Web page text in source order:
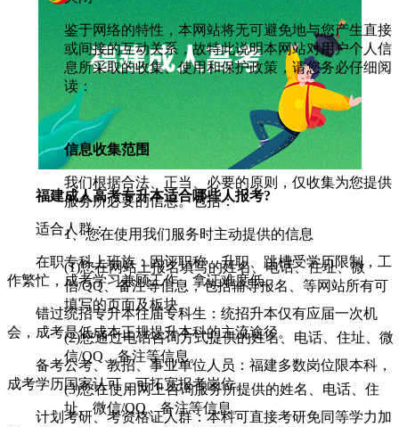
福建成人高考专升本适合哪些人报考?
适合人群：
在职专科上班族：因评职称、升职、跳槽受学历限制，工
作繁忙，成考学习兼顾工作，拿证难度低。
错过统招专升本往届专科生：统招升本仅有应届一次机
会，成考是低成本正规提升本科的主流途径。
备考公考、教招、事业单位人员：福建多数岗位限本科，
成考学历国家认可，可拓宽报考岗位。
计划考研、考资格证人群：本科可直接考研免同等学力加
鉴于网络的特性，本网站将无可避免地与您产生直接
或间接的互动关系，故特此说明本网站对用户个人信
息所采取的收集、使用和保护政策，请您务必仔细阅
读：
信息收集范围
我们根据合法、正当、必要的原则，仅收集为您提供
服务所必要的信息。包括：
1、您在使用我们服务时主动提供的信息
(1)您在网站上报名填写的姓名、电话、住址、微
信/QQ、备注等信息，包括辅导报名、等网站所有可
填写的页面及板块。
(2)您通过电话咨询方式提供的姓名、电话、住址、微
信/QQ、备注等信息。
(3)您在使用网上咨询服务所提供的姓名、电话、住
址、微信/QQ、备注等信息。